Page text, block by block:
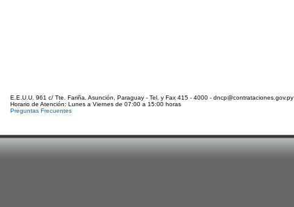
E.E.U.U. 961 c/ Tte. Fariña. Asunción, Paraguay - Tel. y Fax 415 - 4000 - dncp@contrataciones.gov.py
Horario de Atención: Lunes a Viernes de 07:00 a 15:00 horas
Preguntas Frecuentes